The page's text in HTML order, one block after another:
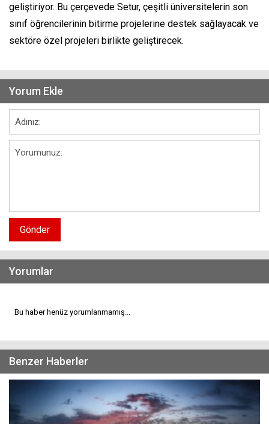
geliştiriyor. Bu çerçevede Setur, çeşitli üniversitelerin son
sınıf öğrencilerinin bitirme projelerine destek sağlayacak ve
sektöre özel projeleri birlikte geliştirecek.
Yorum Ekle
Gönder
Yorumlar
Bu haber henüz yorumlanmamış...
Benzer Haberler